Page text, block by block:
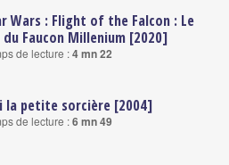
Wars : Flight of the Falcon : Le
du Faucon Millenium [2020]
de lecture :4 mn 22
la petite sorcière [2004]
de lecture :6 mn 49